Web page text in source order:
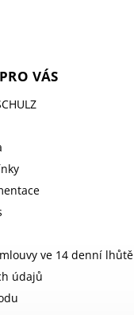
VÁS
ve 14 denní lhůtě
údajů